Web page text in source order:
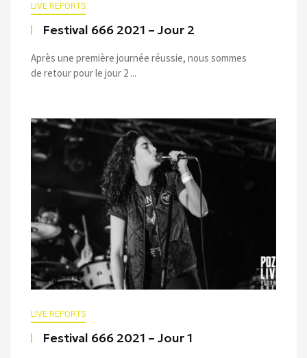
LIVE REPORTS
Festival 666 2021 – Jour 2
Après une première journée réussie, nous sommes
de retour pour le jour 2 ...
LIVE REPORTS
Festival 666 2021 – Jour 1